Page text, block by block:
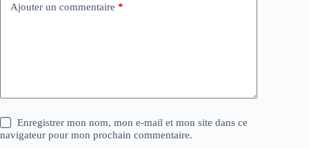
Ajouter un commentaire *
Enregistrer mon nom, mon e-mail et mon site dans ce
navigateur pour mon prochain commentaire.